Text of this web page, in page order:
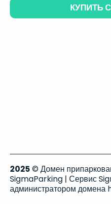
КУПИТЬ
2025 © Домен
SigmaParking | Сервис
администратором домена